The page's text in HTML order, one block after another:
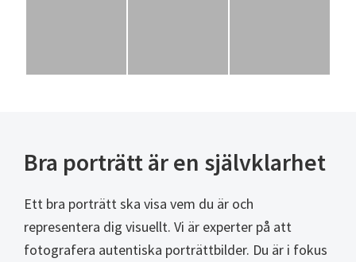
Bra porträtt är en självklarhet
Ett bra porträtt ska visa vem du är och
representera dig visuellt. Vi är experter på att
fotografera autentiska porträttbilder. Du är i fokus